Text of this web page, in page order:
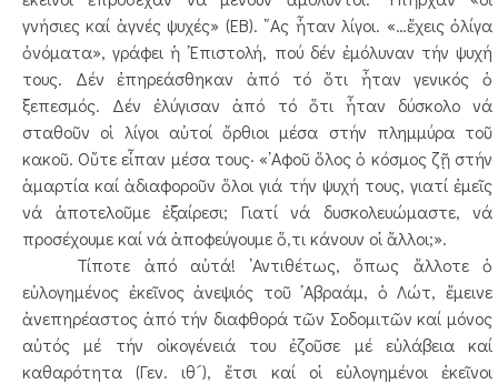
γνήσιες καί ἁγνές ψυχές» (ΕΒ). ῎Ας ἦταν λίγοι. «…ἔχεις ὀλίγα
ὀνόματα», γράφει ἡ ᾿Επιστολή, πού δέν ἐμόλυναν τήν ψυχή
τους. Δέν ἐπηρεάσθηκαν ἀπό τό ὅτι ἦταν γενικός ὁ
ξεπεσμός. Δέν ἐλύγισαν ἀπό τό ὅτι ἦταν δύσκολο νά
σταθοῦν οἱ λίγοι αὐτοί ὄρθιοι μέσα στήν πλημμύρα τοῦ
κακοῦ. Οὔτε εἶπαν μέσα τους· «᾿Αφοῦ ὅλος ὁ κόσμος ζῇ στήν
ἁμαρτία καί ἀδιαφοροῦν ὅλοι γιά τήν ψυχή τους, γιατί ἐμεῖς
νά ἀποτελοῦμε ἐξαίρεσι; Γιατί νά δυσκολευώμαστε, νά
προσέχουμε καί νά ἀποφεύγουμε ὅ,τι κάνουν οἱ ἄλλοι;».
Τίποτε ἀπό αὐτά! ᾿Αντιθέτως, ὅπως ἄλλοτε ὁ
εὐλογημένος ἐκεῖνος ἀνεψιός τοῦ ᾿Αβραάμ, ὁ Λώτ, ἔμεινε
ἀνεπηρέαστος ἀπό τήν διαφθορά τῶν Σοδομιτῶν καί μόνος
αὐτός μέ τήν οἰκογένειά του ἐζοῦσε μέ εὐλάβεια καί
καθαρότητα (Γεν. ιθ´), ἔτσι καί οἱ εὐλογημένοι ἐκεῖνοι